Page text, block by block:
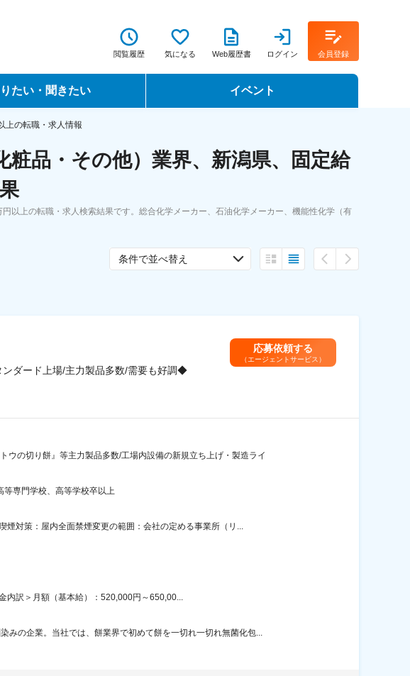
閲覧履歴 気になる Web履歴書 ログイン 会員登録
たい・聞きたい
転職
タビュー
イベント
転職フェア
上の転職・求人情報
粧品・その他）業界、新潟県、固定給
以上の転職・求人検索結果です。総合化学メーカー、石油化学メーカー、機能性化学（有
条件で並べ替え
ダード上場/主力製品多数/需要も好調◆
応募依頼する
（エージェントサービス）
ウの切り餅』等主力製品多数/工場内設備の新規立ち上げ・製造ライ
等専門学校、高等学校卒以上
対策：屋内全面禁煙変更の範囲：会社の定める事業所（リ...
訳＞月額（基本給）：520,000円～650,00...
の企業。当社では、餅業界で初めて餅を一切れ一切れ無菌化包...